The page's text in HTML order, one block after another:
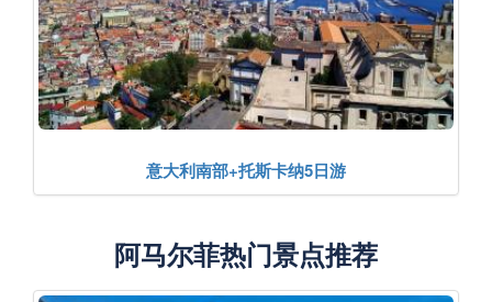
意大利南部+托斯卡纳5日游
阿马尔菲热门景点推荐